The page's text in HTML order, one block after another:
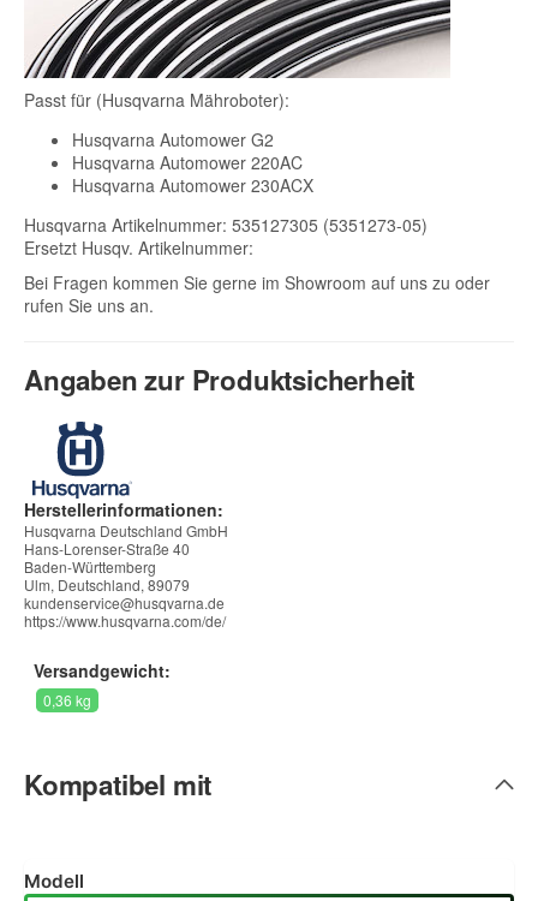
Passt für (Husqvarna Mähroboter):
Husqvarna Automower G2
Husqvarna Automower 220AC
Husqvarna Automower 230ACX
Husqvarna Artikelnummer: 535127305 (5351273-05)
Ersetzt Husqv. Artikelnummer:
Bei Fragen kommen Sie gerne im Showroom auf uns zu oder
rufen Sie uns an.
Angaben zur Produktsicherheit
Herstellerinformationen:
Husqvarna Deutschland GmbH
Hans-Lorenser-Straße 40
Baden-Württemberg
Ulm, Deutschland, 89079
kundenservice@husqvarna.de
https://www.husqvarna.com/de/
Versandgewicht:
0,36 kg
Kompatibel mit
Modell